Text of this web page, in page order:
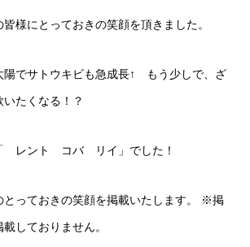
様にとっておきの笑顔を頂きました。
陽でサトウキビも急成長↑ もう少しで、ざ
たくなる！？
レント コバ リイ」でした！
とっておきの笑顔を掲載いたします。 ※掲
しておりません。